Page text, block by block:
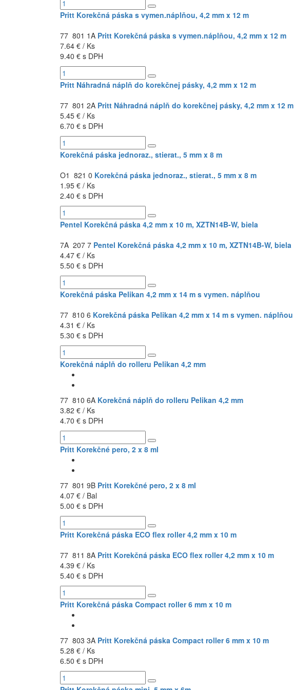
Pritt Korekčná páska s vymen.náplňou, 4,2 mm x 12 m
77 801 1A Pritt Korekčná páska s vymen.náplňou, 4,2 mm x 12 m
7.64 € / Ks
9.40 € s DPH
Pritt Náhradná náplň do korekčnej pásky, 4,2 mm x 12 m
77 801 2A Pritt Náhradná náplň do korekčnej pásky, 4,2 mm x 12 m
5.45 € / Ks
6.70 € s DPH
Korekčná páska jednoraz., stierat., 5 mm x 8 m
O1 821 0 Korekčná páska jednoraz., stierat., 5 mm x 8 m
1.95 € / Ks
2.40 € s DPH
Pentel Korekčná páska 4,2 mm x 10 m, XZTN14B-W, biela
7A 207 7 Pentel Korekčná páska 4,2 mm x 10 m, XZTN14B-W, biela
4.47 € / Ks
5.50 € s DPH
Korekčná páska Pelikan 4,2 mm x 14 m s vymen. náplňou
77 810 6 Korekčná páska Pelikan 4,2 mm x 14 m s vymen. náplňou
4.31 € / Ks
5.30 € s DPH
Korekčná náplň do rolleru Pelikan 4,2 mm
77 810 6A Korekčná náplň do rolleru Pelikan 4,2 mm
3.82 € / Ks
4.70 € s DPH
Pritt Korekčné pero, 2 x 8 ml
77 801 9B Pritt Korekčné pero, 2 x 8 ml
4.07 € / Bal
5.00 € s DPH
Pritt Korekčná páska ECO flex roller 4,2 mm x 10 m
77 811 8A Pritt Korekčná páska ECO flex roller 4,2 mm x 10 m
4.39 € / Ks
5.40 € s DPH
Pritt Korekčná páska Compact roller 6 mm x 10 m
77 803 3A Pritt Korekčná páska Compact roller 6 mm x 10 m
5.28 € / Ks
6.50 € s DPH